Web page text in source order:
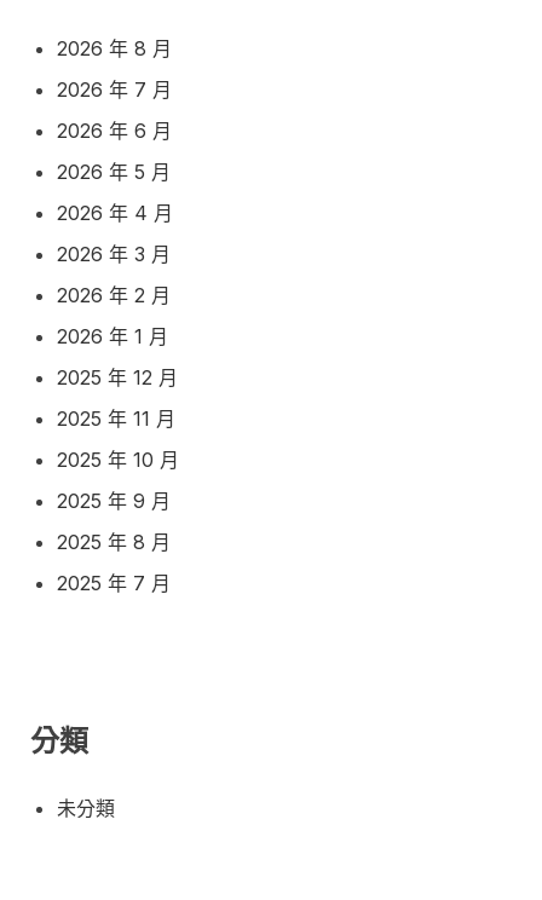
2026 年 8 月
2026 年 7 月
2026 年 6 月
2026 年 5 月
2026 年 4 月
2026 年 3 月
2026 年 2 月
2026 年 1 月
2025 年 12 月
2025 年 11 月
2025 年 10 月
2025 年 9 月
2025 年 8 月
2025 年 7 月
分類
未分類